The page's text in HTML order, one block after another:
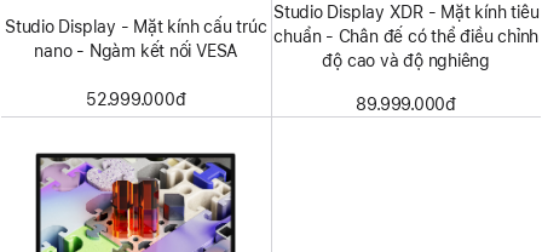
Studio Display - Mặt kính cấu trúc
nano - Ngàm kết nối VESA
52.999.000đ
Studio Display XDR - Mặt kính tiêu
chuẩn - Chân đế có thể điều chỉnh
độ cao và độ nghiêng
89.999.000đ